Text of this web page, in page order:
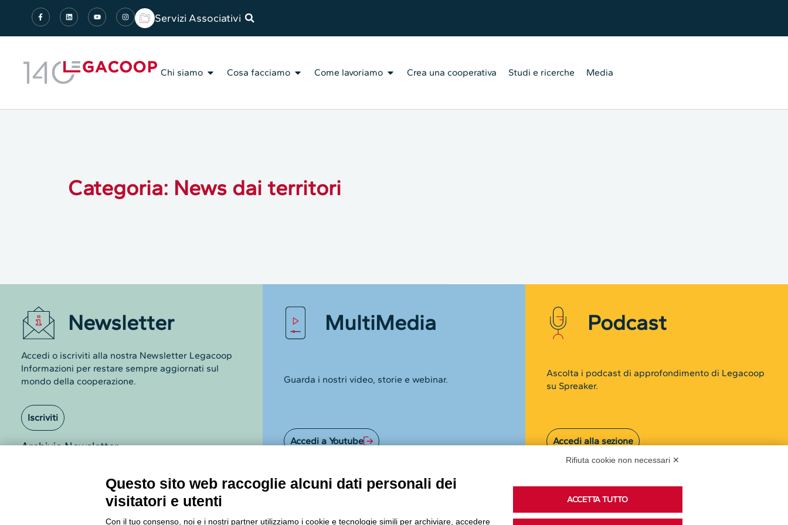
Servizi Associativi
Chi siamo Cosa facciamo Come lavoriamo Crea una cooperativa Studi e ricerche Media
Categoria: News dai territori
Newsletter
Accedi o iscriviti alla nostra Newsletter Legacoop
Informazioni per restare sempre aggiornati sul
mondo della cooperazione.
Iscriviti
Archivio Newsletter
MultiMedia
Guarda i nostri video, storie e webinar.
Accedi a Youtube
Podcast
Ascolta i podcast di approfondimento di Legacoop
su Spreaker.
Accedi alla sezione
Rifiuta cookie non necessari ✕
Questo sito web raccoglie alcuni dati personali dei
visitatori e utenti
Con il tuo consenso, noi e i nostri partner utilizziamo i cookie e tecnologie simili per archiviare, accedere
ACCETTA TUTTO